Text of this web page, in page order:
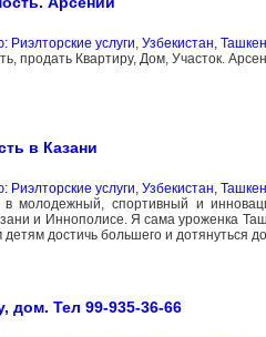
Риэлторские услуги, Узбекистан,
продать Квартиру, Дом, Участок.
в Казани
Риэлторские услуги, Узбекистан,
в молодежный, спортивный и
и Иннополисе. Я сама уроженка
детям достичь большего и дотянуться
дом. Тел 99-935-36-66